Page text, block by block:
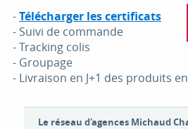
-Télécharger les certificats
- Suivi de commande
- Tracking colis
- Groupage
- Livraison en J+1 des produits
Le réseau d'agences Michaud